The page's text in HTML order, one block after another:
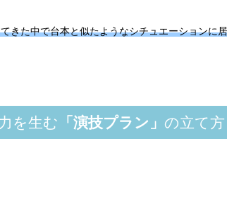
きた中で台本と似たようなシチュエーションに
を生む 「演技プラン」 の立て方